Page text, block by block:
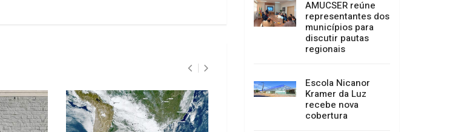
AMUCSER reúne
representantes dos
municípios para
discutir pautas
regionais
Escola Nicanor
Kramer da Luz
recebe nova
cobertura